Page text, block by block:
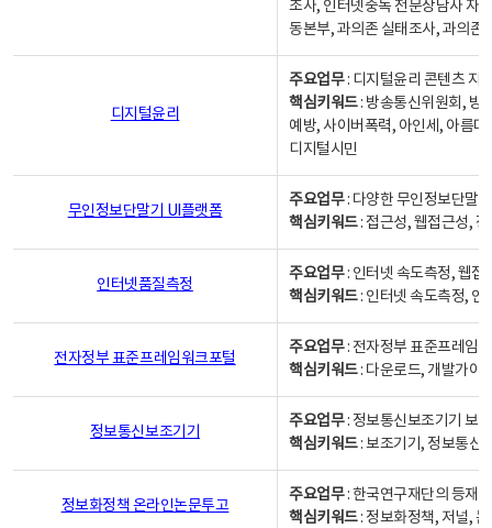
조사, 인터넷중독 전문상담사 자
동본부, 과의존 실태조사, 과의존
디지털윤리
주요업무: 디지털윤리 콘텐츠 지
핵심키워드: 방송통신위원회, 방
예방, 사이버폭력, 아인세, 아름
디지털시민
무인정보단말기 UI플랫폼
주요업무: 다양한 무인정보단말
핵심키워드: 접근성, 웹접근성,
인터넷품질측정
주요업무: 인터넷 속도측정, 웹접
핵심키워드: 인터넷 속도측정, 인
전자정부 표준프레임워크포털
주요업무: 전자정부 표준프레임
핵심키워드: 다운로드, 개발가이
정보통신보조기기
주요업무: 정보통신보조기기 보
핵심키워드: 보조기기, 정보통신
정보화정책 온라인논문투고
주요업무: 한국연구재단의 등재
핵심키워드: 정보화정책, 저널,